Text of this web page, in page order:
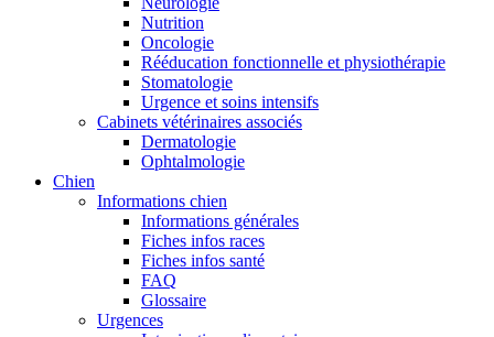
Nutrition
Oncologie
Rééducation fonctionnelle et physiothérapie
Stomatologie
Urgence et soins intensifs
Cabinets vétérinaires associés
Dermatologie
Ophtalmologie
Chien
Informations chien
Informations générales
Fiches infos races
Fiches infos santé
FAQ
Glossaire
Urgences